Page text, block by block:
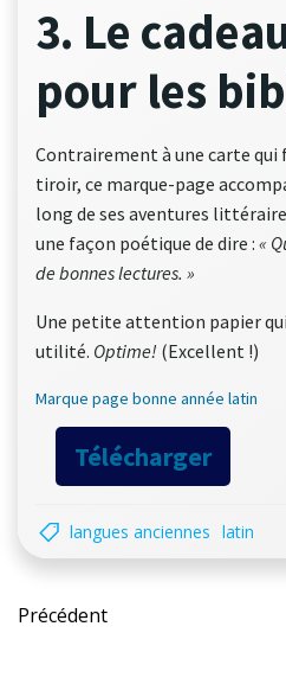
3. Le
pour les
Contrairement à une carte qui
tiroir, ce marque-page
long de ses aventures
une façon poétique de dire : «
de bonnes lectures. »
Une petite attention papier
utilité. Optime! (Excellent !)
Marque page bonne année latin
Télécharger
langues anciennes latin
Post
Précédent